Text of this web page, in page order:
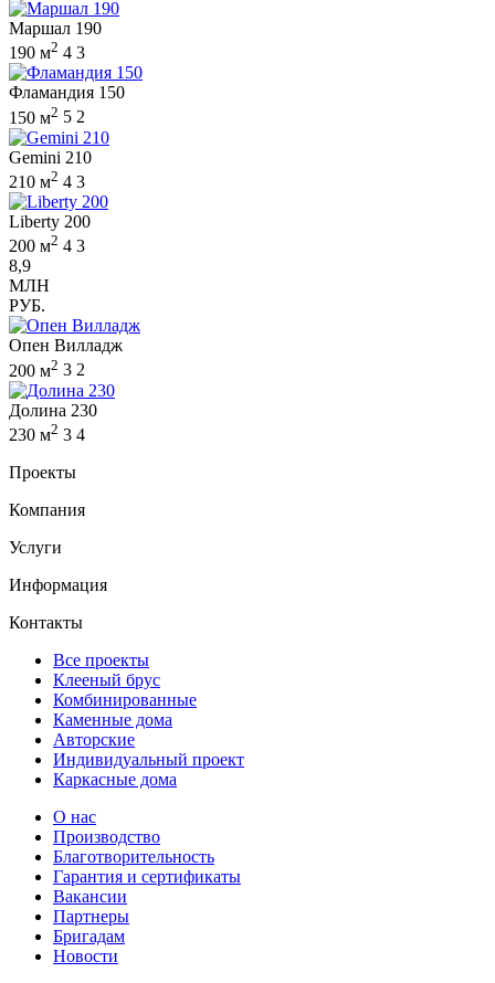
Маршал 190
190 м2 4 3
Фламандия 150
150 м2 5 2
Gemini 210
210 м2 4 3
Liberty 200
200 м2 4 3
8,9
МЛН
РУБ.
Опен Вилладж
200 м2 3 2
Долина 230
230 м2 3 4
Проекты
Компания
Услуги
Информация
Контакты
Все проекты
Клееный брус
Комбинированные
Каменные дома
Авторские
Индивидуальный проект
Каркасные дома
О нас
Производство
Благотворительность
Гарантия и сертификаты
Вакансии
Партнеры
Бригадам
Новости